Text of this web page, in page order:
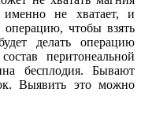
не хватает, и
операцию, чтобы взять
делать операцию
перитонеальной
бесплодия. Бывают
Выявить это можно